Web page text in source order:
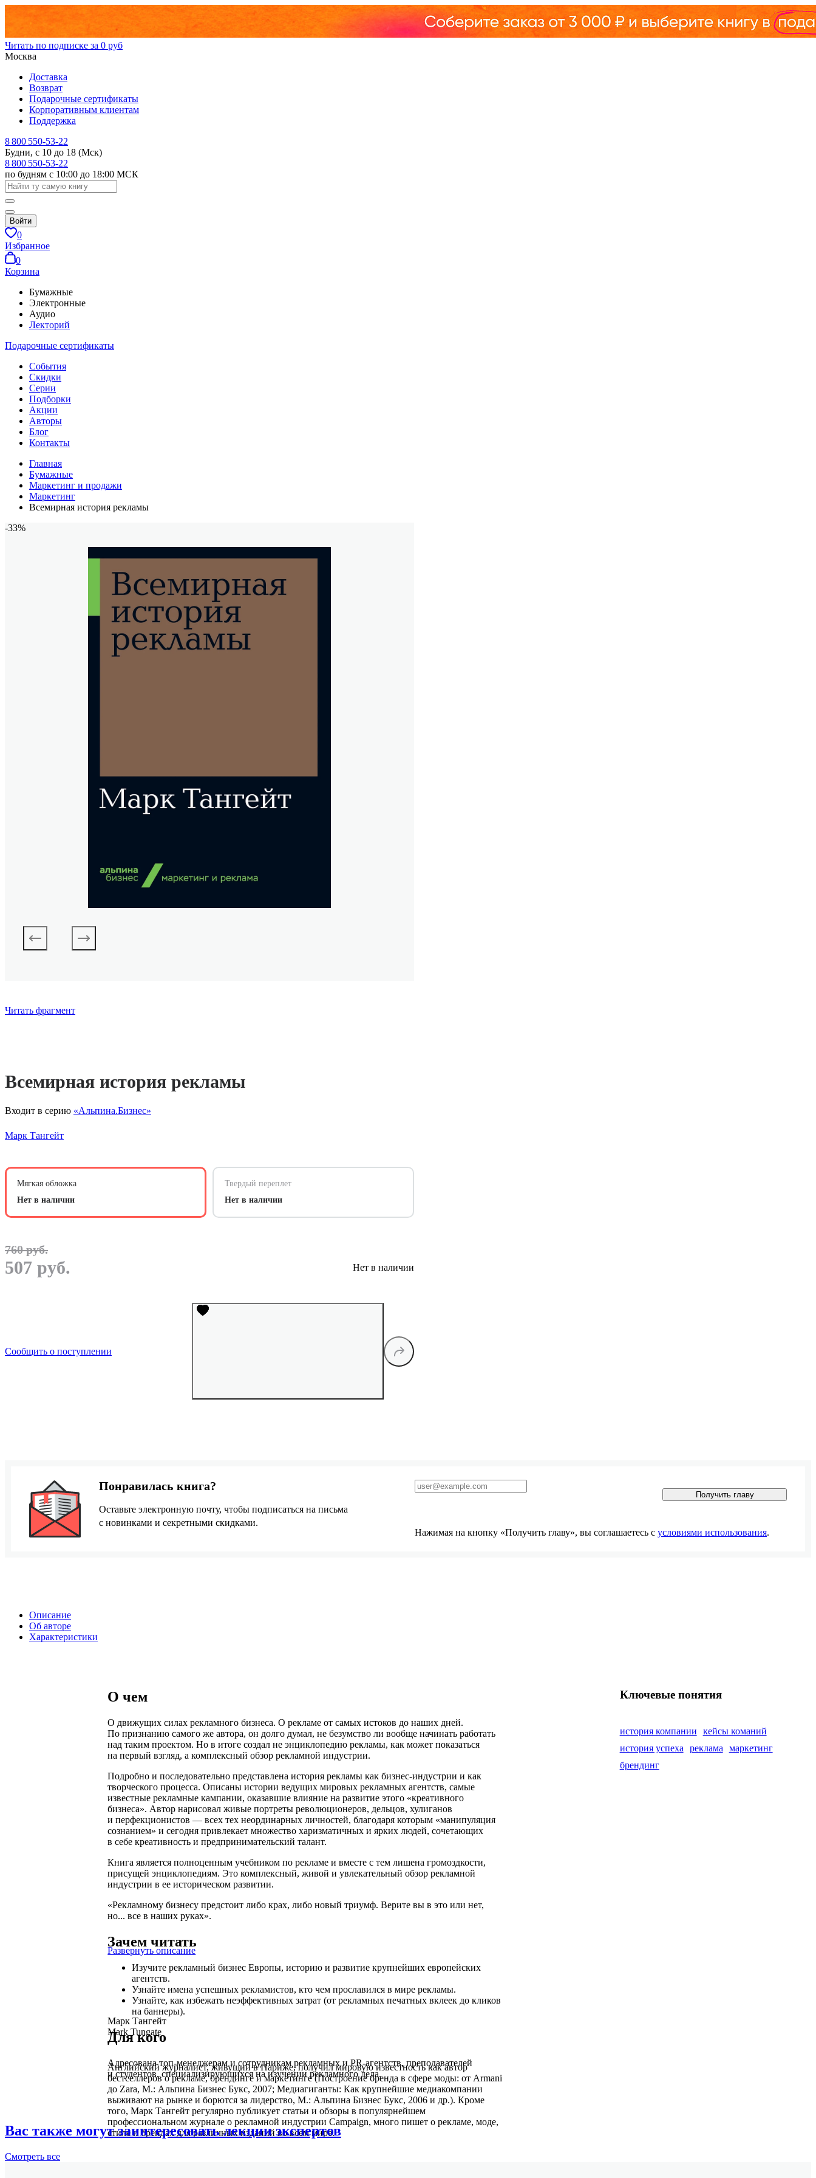
Читать по подписке за 0 руб
Москва
Доставка
Возврат
Подарочные сертификаты
Корпоративным клиентам
Поддержка
8 800 550-53-22
Будни, с 10 до 18 (Мск)
8 800 550-53-22
по будням с 10:00 до 18:00 МСК
Войти
0
Избранное
0
Корзина
Бумажные
Электронные
Аудио
Лекторий
Подарочные сертификаты
События
Скидки
Серии
Подборки
Акции
Авторы
Блог
Контакты
Главная
Бумажные
Маркетинг и продажи
Маркетинг
Всемирная история рекламы
-33%
Читать фрагмент
Всемирная история рекламы
Входит в серию «Альпина.Бизнес»
Марк Тангейт
Мягкая обложка
Нет в наличии
Твердый переплет
Нет в наличии
760 руб.
507 руб. Нет в наличии
Сообщить о поступлении
Описание
Об авторе
Характеристики
О чем
О движущих силах рекламного бизнеса. О рекламе от самых истоков до наших дней.
По признанию самого же автора, он долго думал, не безумство ли вообще начинать работать
над таким проектом. Но в итоге создал не энциклопедию рекламы, как может показаться
на первый взгляд, а комплексный обзор рекламной индустрии.
Подробно и последовательно представлена история рекламы как бизнес-индустрии и как
творческого процесса. Описаны истории ведущих мировых рекламных агентств, самые
известные рекламные кампании, оказавшие влияние на развитие этого «креативного
бизнеса». Автор нарисовал живые портреты революционеров, дельцов, хулиганов
и перфекционистов — всех тех неординарных личностей, благодаря которым «манипуляция
сознанием» и сегодня привлекает множество харизматичных и ярких людей, сочетающих
в себе креативность и предпринимательский талант.
Книга является полноценным учебником по рекламе и вместе с тем лишена громоздкости,
присущей энциклопедиям. Это комплексный, живой и увлекательный обзор рекламной
индустрии в ее историческом развитии.
«Рекламному бизнесу предстоит либо крах, либо новый триумф. Верите вы в это или нет,
но... все в наших руках».
Зачем читать
Изучите рекламный бизнес Европы, историю и развитие крупнейших европейских
агентств.
Узнайте имена успешных рекламистов, кто чем прославился в мире рекламы.
Узнайте, как избежать неэффективных затрат (от рекламных печатных вклеек до кликов
на баннеры).
Для кого
Адресована топ-менеджерам и сотрудникам рекламных и PR-агентств, преподавателей
и студентов, специализирующихся на изучении рекламного дела.
Развернуть описание
Ключевые понятия
история компании
кейсы команий
история успеха
реклама
маркетинг
брендинг
Марк Тангейт
Mark Tungate
Английский журналист, живущий в Париже, получил мировую известность как автор
бестселлеров о рекламе, брендинге и маркетинге (Построение бренда в сфере моды: от Armani
до Zara, М.: Альпина Бизнес Букс, 2007; Медиагиганты: Как крупнейшие медиакомпании
выживают на рынке и борются за лидерство, М.: Альпина Бизнес Букс, 2006 и др.). Кроме
того, Марк Тангейт регулярно публикует статьи и обзоры в популярнейшем
профессиональном журнале о рекламной индустрии Campaign, много пишет о рекламе, моде,
стиле и брендах для различных изданий во всем мире.
Понравилась книга?
Оставьте электронную почту, чтобы подписаться на письма
с новинками и секретными скидками.
Получить главу
Нажимая на кнопку «Получить главу», вы соглашаетесь с условиями использования.
Вас также могут заинтересовать лекции экспертов
Смотреть все